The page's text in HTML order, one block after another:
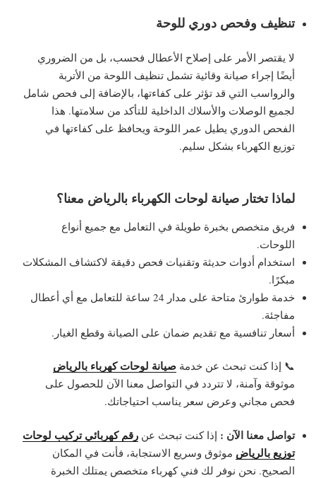
تنظيف وفحص دوري للوحة
لا يقتصر الأمر على إصلاح الأعطال فحسب، بل من الضروري
أيضًا إجراء صيانة وقائية تشمل تنظيف اللوحة من الأتربة
والرواسب التي قد تؤثر على كفاءتها، بالإضافة إلى فحص شامل
لجميع الوصلات والأسلاك الداخلية للتأكد من سلامتها. هذا
الفحص الدوري يطيل عمر اللوحة ويحافظ على كفاءتها في
توزيع الكهرباء بشكل سليم.
لماذا تختار صيانة لوحات الكهرباء بالرياض معنا؟
فريق متخصص بخبرة طويلة في التعامل مع جميع أنواع
اللوحات.
استخدام أدوات حديثة وتقنيات فحص دقيقة لاكتشاف المشكلات
مبكرًا.
خدمة طوارئ متاحة على مدار 24 ساعة للتعامل مع أي أعطال
مفاجئة.
أسعار تنافسية مع تقديم ضمان على الصيانة وقطع الغيار.
📞 إذا كنت تبحث عن خدمة صيانة لوحات كهرباء بالرياض
موثوقة وآمنة، لا تتردد في التواصل معنا الآن للحصول على
فحص مجاني وعرض سعر يناسب احتياجاتك.
تواصل معنا الآن : إذا كنت تبحث عن رقم كهربائي تركيب لوحات
توزيع بالرياض موثوق وسريع الاستجابة، فأنت في المكان
الصحيح. نحن نوفر لك فني كهرباء متخصص يمتلك الخبرة